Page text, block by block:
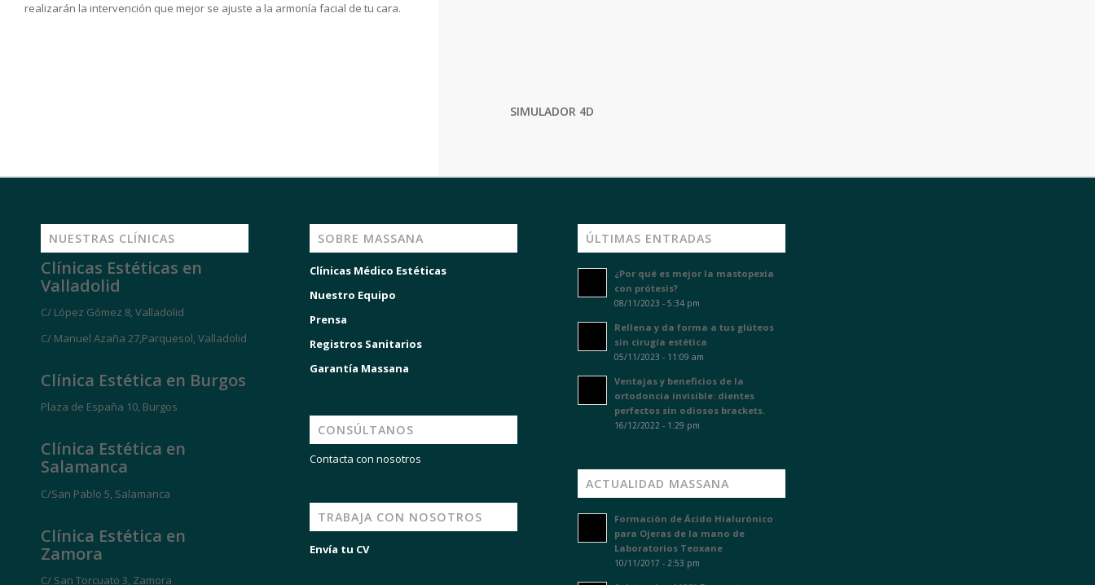
realizarán la intervención que mejor se ajuste a la armonía facial de tu cara.
SIMULADOR 4D
NUESTRAS CLÍNICAS
Clínicas Estéticas en
Valladolid
C/ López Gómez 8, Valladolid
C/ Manuel Azaña 27,Parquesol, Valladolid
Clínica Estética en Burgos
Plaza de España 10, Burgos
Clínica Estética en
Salamanca
C/San Pablo 5, Salamanca
Clínica Estética en
Zamora
C/ San Torcuato 3, Zamora
SOBRE MASSANA
Clínicas Médico Estéticas
Nuestro Equipo
Prensa
Registros Sanitarios
Garantía Massana
CONSÚLTANOS
Contacta con nosotros
TRABAJA CON NOSOTROS
Envía tu CV
ÚLTIMAS ENTRADAS
¿Por qué es mejor la mastopexia
con prótesis?
08/11/2023 - 5:34 pm
Rellena y da forma a tus glúteos
sin cirugía estética
05/11/2023 - 11:09 am
Ventajas y beneficios de la
ortodoncia invisible: dientes
perfectos sin odiosos brackets.
16/12/2022 - 1:29 pm
ACTUALIDAD MASSANA
Formación de Ácido Hialurónico
para Ojeras de la mano de
Laboratorios Teoxane
10/11/2017 - 2:53 pm